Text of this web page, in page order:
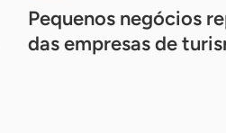
Pequenos negócios
das empresas de